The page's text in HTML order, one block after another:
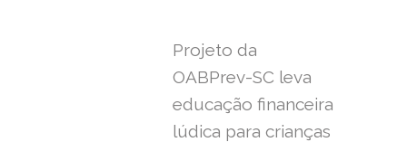
Projeto da
OABPrev-SC leva
educação financeira
lúdica para crianças